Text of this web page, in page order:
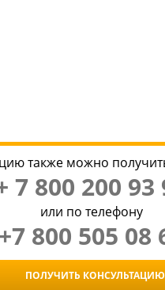
также можно
7 800 200 93
или по телефону
+7 800 505 08
ПОЛУЧИТЬ КОНСУЛЬТАЦИЮ